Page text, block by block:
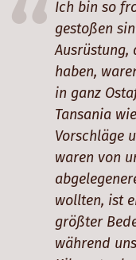
Ich bin so
gestoßen
Ausrüstung,
haben,
in ganz
Tansania
Vorschläge
waren von
wollten, ist
größter
während